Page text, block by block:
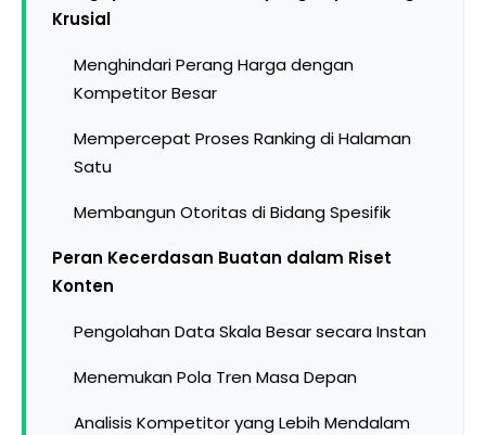
Krusial
Menghindari Perang Harga dengan
Kompetitor Besar
Mempercepat Proses Ranking di Halaman
Satu
Membangun Otoritas di Bidang Spesifik
Peran Kecerdasan Buatan dalam Riset
Konten
Pengolahan Data Skala Besar secara Instan
Menemukan Pola Tren Masa Depan
Analisis Kompetitor yang Lebih Mendalam